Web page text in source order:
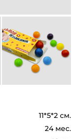
11*5*2 см.
24 мес.